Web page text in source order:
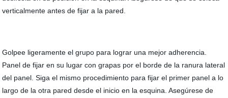
verticalmente antes de fijar a la pared.
Golpee ligeramente el grupo para lograr una mejor adherencia.
Panel de fijar en su lugar con grapas por el borde de la ranura lateral
del panel. Siga el mismo procedimiento para fijar el primer panel a lo
largo de la otra pared desde el inicio en la esquina. Asegúrese de